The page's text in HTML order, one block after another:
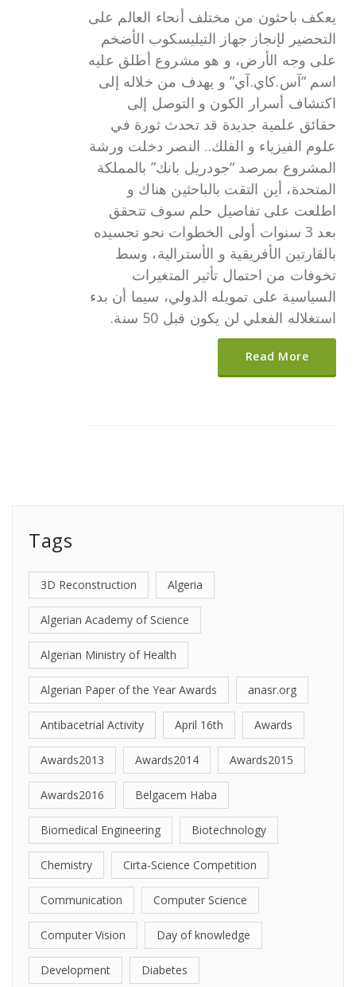
يعكف باحثون من مختلف أنحاء العالم على
التحضير لإنجاز جهاز التيليسكوب الأضخم
على وجه الأرض، و هو مشروع أطلق عليه
اسم “آس.كاي.آي” و يهدف من خلاله إلى
اكتشاف أسرار الكون و التوصل إلى
حقائق علمية جديدة قد تحدث ثورة في
علوم الفيزياء و الفلك.. النصر دخلت ورشة
المشروع بمرصد “جودريل بانك” بالمملكة
المتحدة، أين التقت بالباحثين هناك و
اطلعت على تفاصيل حلم سوف تتحقق
بعد 3 سنوات أولى الخطوات نحو تجسيده
بالقارتين الأفريقية و الأسترالية، وسط
تخوفات من احتمال تأثير المتغيرات
السياسية على تمويله الدولي، سيما أن بدء
استغلاله الفعلي لن يكون قبل 50 سنة.
Read More
Tags
3D Reconstruction Algeria
Algerian Academy of Science
Algerian Ministry of Health
Algerian Paper of the Year Awards anasr.org
Antibacetrial Activity April 16th Awards
Awards2013 Awards2014 Awards2015
Awards2016 Belgacem Haba
Biomedical Engineering Biotechnology
Chemistry Cirta-Science Competition
Communication Computer Science
Computer Vision Day of knowledge
Development Diabetes